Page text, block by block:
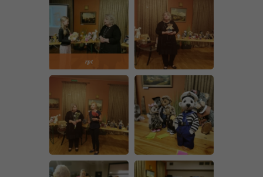
rpt